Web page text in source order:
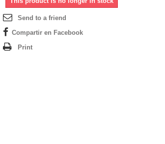
Send to a friend
Compartir en Facebook
Print